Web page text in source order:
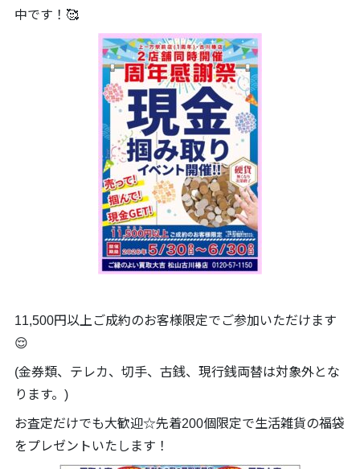
中です！🥰
11,500円以上ご成約のお客様限定でご参加いただけます
😌
(金券類、テレカ、切手、古銭、現行銭両替は対象外とな
ります。)
お査定だけでも大歓迎☆先着200個限定で生活雑貨の福袋
をプレゼントいたします！